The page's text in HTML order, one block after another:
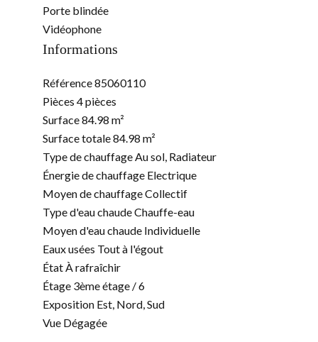
Porte blindée
Vidéophone
Informations
Référence85060110
Pièces 4 pièces
Surface84.98 m²
Surface totale84.98 m²
Type de chauffageAu sol, Radiateur
Énergie de chauffage Electrique
Moyen de chauffageCollectif
Type d'eau chaudeChauffe-eau
Moyen d'eau chaude Individuelle
Eaux usées Tout à l'égout
ÉtatÀ rafraîchir
Étage 3ème étage / 6
Exposition Est, Nord, Sud
Vue Dégagée